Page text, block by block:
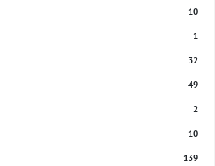
10
1
32
49
2
10
139